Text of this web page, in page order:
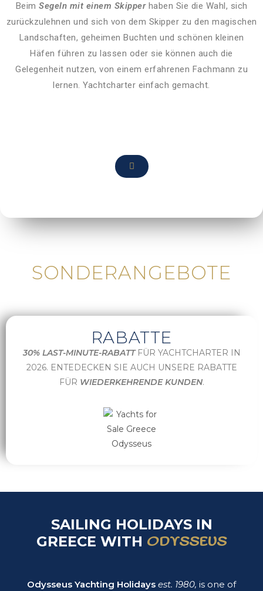
Beim Segeln mit einem Skipperhaben Sie die Wahl, sich
zurückzulehnen und sich von dem Skipper zu den magischen
Landschaften, geheimen Buchten und schönen kleinen
Häfen führen zu lassen oder sie können auch die
Gelegenheit nutzen, von einem erfahrenen Fachmann zu
lernen. Yachtcharter einfach gemacht.
SONDERANGEBOTE
RABATTE
30% LAST-MINUTE-RABATTFÜR YACHTCHARTER IN
2026. ENTEDECKEN SIE AUCH UNSERE RABATTE
FÜR WIEDERKEHRENDE KUNDEN.
SAILING HOLIDAYS IN
GREECE WITH ODYSSEUS​
Odysseus Yachting Holidays est. 1980, is one of